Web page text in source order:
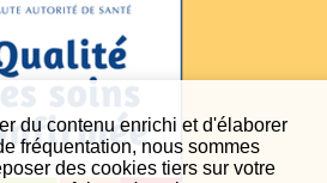
du contenu enrichi et d'élaborer
fréquentation, nous sommes
des cookies tiers sur votre